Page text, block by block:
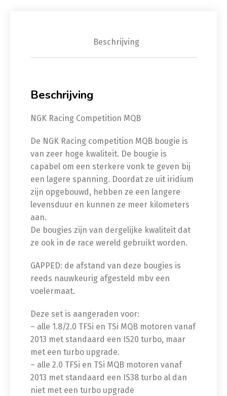
Beschrijving
Beschrijving
NGK Racing Competition MQB
De NGK Racing competition MQB bougie is
van zeer hoge kwaliteit. De bougie is
capabel om een sterkere vonk te geven bij
een lagere spanning. Doordat ze uit iridium
zijn opgebouwd, hebben ze een langere
levensduur en kunnen ze meer kilometers
aan.
De bougies zijn van dergelijke kwaliteit dat
ze ook in de race wereld gebruikt worden.
GAPPED: de afstand van deze bougies is
reeds nauwkeurig afgesteld mbv een
voelermaat.
Deze set is aangeraden voor:
– alle 1.8/2.0 TFSi en TSi MQB motoren vanaf
2013 met standaard een IS20 turbo, maar
met een turbo upgrade.
– alle 2.0 TFSi en TSi MQB motoren vanaf
2013 met standaard een IS38 turbo al dan
niet met een turbo upgrade